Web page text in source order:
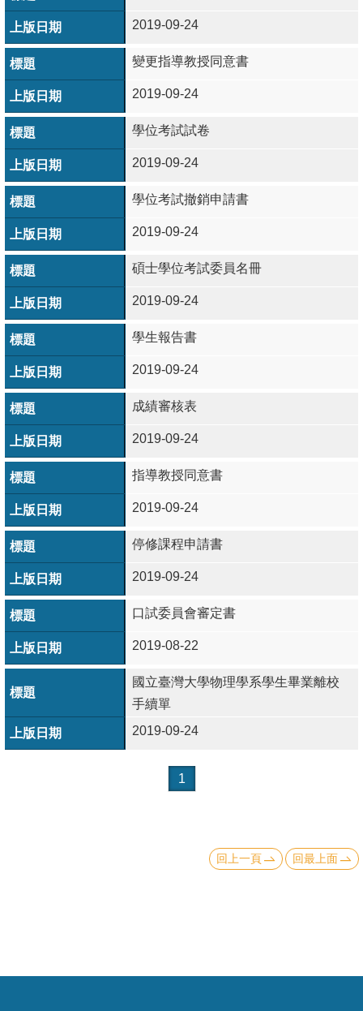
術
演
講
招
生
及
課
程
學
生
事
務
系
友
會
徵
才
關
研
究
單
位
回
首
頁
臺
首
頁
2019-09-24
變更指導教授同意書
2019-09-24
學位考試試卷
2019-09-24
學位考試撤銷申請書
2019-09-24
碩士學位考試委員名冊
2019-09-24
學生報告書
2019-09-24
成績審核表
2019-09-24
指導教授同意書
2019-09-24
停修課程申請書
2019-09-24
口試委員會審定書
2019-08-22
國立臺灣大學物理學系學生畢業離校
手續單
2019-09-24
1
回上一頁 回最上面